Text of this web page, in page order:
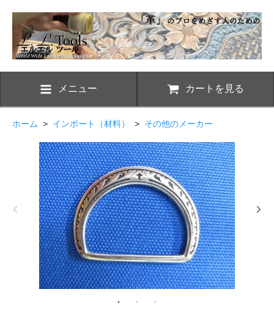
メニュー カートを見る
ホーム > インポート（材料） > その他のメーカー